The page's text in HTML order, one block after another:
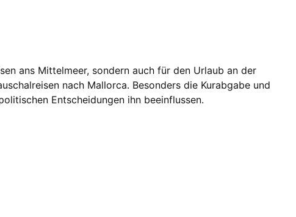
ans Mittelmeer, sondern auch für den Urlaub an der
nach Mallorca. Besonders die Kurabgabe und
Entscheidungen ihn beeinflussen.